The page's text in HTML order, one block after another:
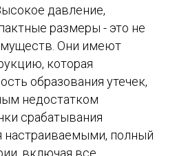
давление,
размеры - это не
Они имеют
которая
образования утечек,
недостатком
срабатывания
настраиваемыми, полный
включая все